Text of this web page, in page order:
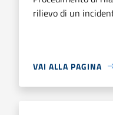
rilievo di un
VAI ALLA PAGINA